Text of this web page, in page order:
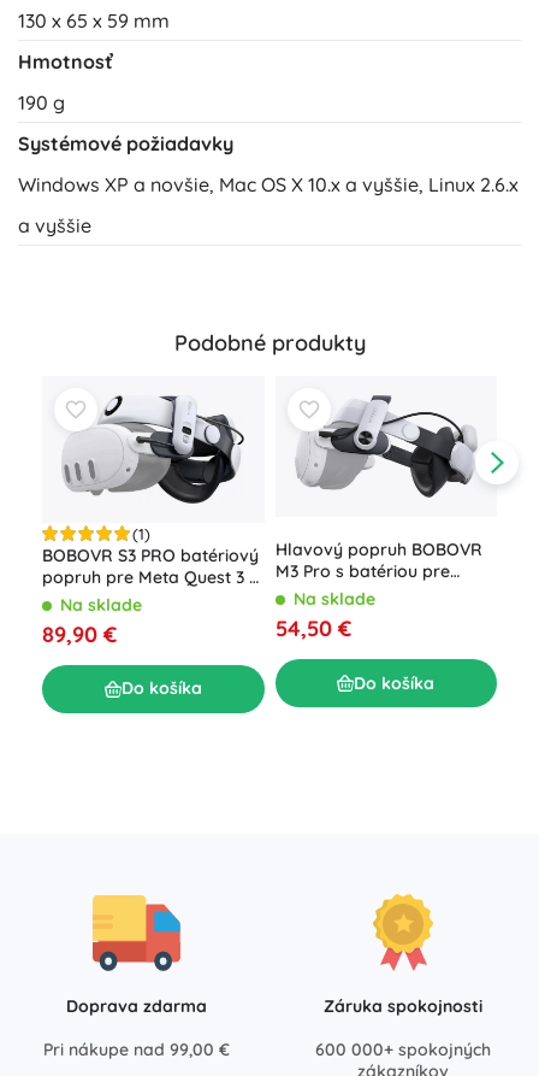
130 x 65 x 59 mm
Hmotnosť
190 g
Systémové požiadavky
Windows XP a novšie, Mac OS X 10.x a vyššie, Linux 2.6.x
a vyššie
Podobné produkty
(1)
BOBOVR S3 PRO batériový
popruh pre Meta Quest 3 /
Quest 3S
Na sklade
89,90 €
Do košíka
Hlavový popruh BOBOVR
M3 Pro s batériou pre
Oculus Quest 3 / Quest 3S
Na sklade
54,50 €
Do košíka
Doprava zdarma
Pri nákupe nad 99,00 €
Záruka spokojnosti
600 000+ spokojných
zákazníkov